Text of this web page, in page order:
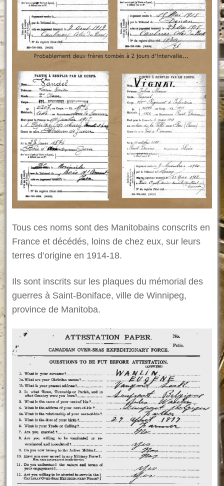
Tous ces noms sont des Manitobains conscrits en
France et décédés, loins de chez eux, sur leurs
terres d’origine en 1914-18.
Ils sont inscrits sur les plaques du mémorial des
guerres à Saint-Boniface, ville de Winnipeg,
province de Manitoba.